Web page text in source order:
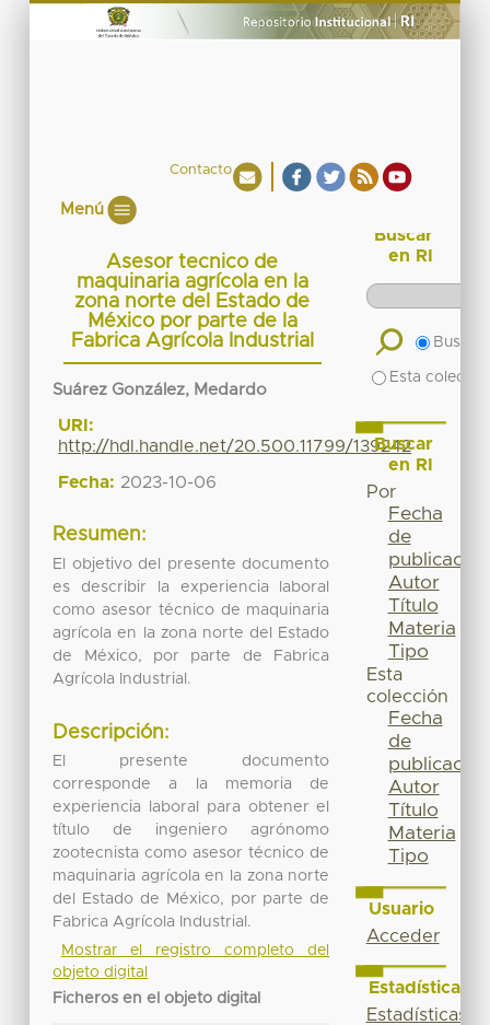
Contacto
Menú
Asesor tecnico de
maquinaria agrícola en la
zona norte del Estado de
México por parte de la
Fabrica Agrícola Industrial
Suárez González, Medardo
URI:
http://hdl.handle.net/20.500.11799/139242
Fecha: 2023-10-06
Resumen:
El objetivo del presente documento
es describir la experiencia laboral
como asesor técnico de maquinaria
agrícola en la zona norte del Estado
de México, por parte de Fabrica
Agrícola Industrial.
Descripción:
El presente documento
corresponde a la memoria de
experiencia laboral para obtener el
título de ingeniero agrónomo
zootecnista como asesor técnico de
maquinaria agrícola en la zona norte
del Estado de México, por parte de
Fabrica Agrícola Industrial.
Mostrar el registro completo del
objeto digital
Ficheros en el objeto digital
Buscar
en RI
Buscar
Esta
Buscar
en RI
Por
Fecha
de
publicación
Autor
Título
Materia
Tipo
Esta
colección
Fecha
de
publicación
Autor
Título
Materia
Tipo
Usuario
Acceder
Estadísticas
Estadísticas